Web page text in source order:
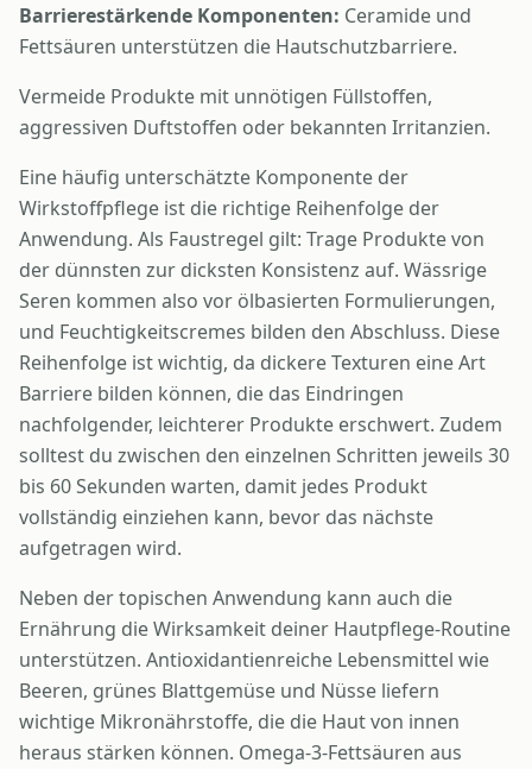
Barrierestärkende Komponenten: Ceramide und
Fettsäuren unterstützen die Hautschutzbarriere.
Vermeide Produkte mit unnötigen Füllstoffen,
aggressiven Duftstoffen oder bekannten Irritanzien.
Eine häufig unterschätzte Komponente der
Wirkstoffpflege ist die richtige Reihenfolge der
Anwendung. Als Faustregel gilt: Trage Produkte von
der dünnsten zur dicksten Konsistenz auf. Wässrige
Seren kommen also vor ölbasierten Formulierungen,
und Feuchtigkeitscremes bilden den Abschluss. Diese
Reihenfolge ist wichtig, da dickere Texturen eine Art
Barriere bilden können, die das Eindringen
nachfolgender, leichterer Produkte erschwert. Zudem
solltest du zwischen den einzelnen Schritten jeweils 30
bis 60 Sekunden warten, damit jedes Produkt
vollständig einziehen kann, bevor das nächste
aufgetragen wird.
Neben der topischen Anwendung kann auch die
Ernährung die Wirksamkeit deiner Hautpflege-Routine
unterstützen. Antioxidantienreiche Lebensmittel wie
Beeren, grünes Blattgemüse und Nüsse liefern
wichtige Mikronährstoffe, die die Haut von innen
heraus stärken können. Omega-3-Fettsäuren aus